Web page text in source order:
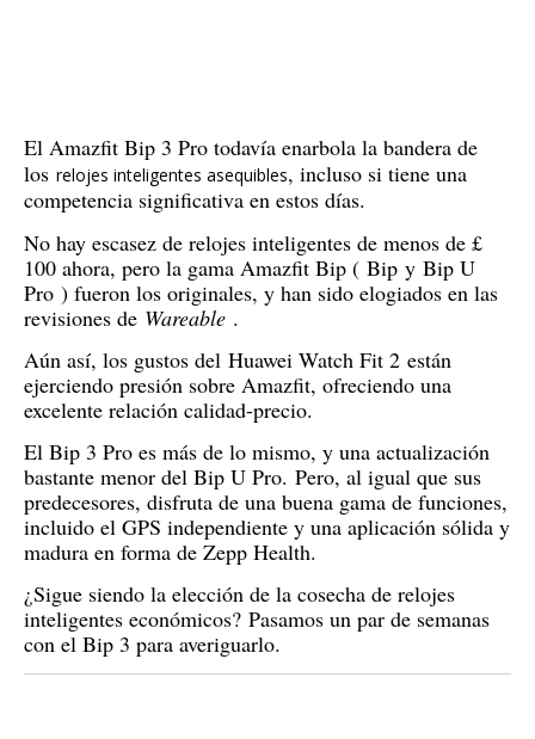
El Amazfit Bip 3 Pro todavía enarbola la bandera de
los relojes inteligentes asequibles, incluso si tiene una
competencia significativa en estos días.
No hay escasez de relojes inteligentes de menos de £
100 ahora, pero la gama Amazfit Bip ( Bip y Bip U
Pro ) fueron los originales, y han sido elogiados en las
revisiones de Wareable .
Aún así, los gustos del Huawei Watch Fit 2 están
ejerciendo presión sobre Amazfit, ofreciendo una
excelente relación calidad-precio.
El Bip 3 Pro es más de lo mismo, y una actualización
bastante menor del Bip U Pro. Pero, al igual que sus
predecesores, disfruta de una buena gama de funciones,
incluido el GPS independiente y una aplicación sólida y
madura en forma de Zepp Health.
¿Sigue siendo la elección de la cosecha de relojes
inteligentes económicos? Pasamos un par de semanas
con el Bip 3 para averiguarlo.